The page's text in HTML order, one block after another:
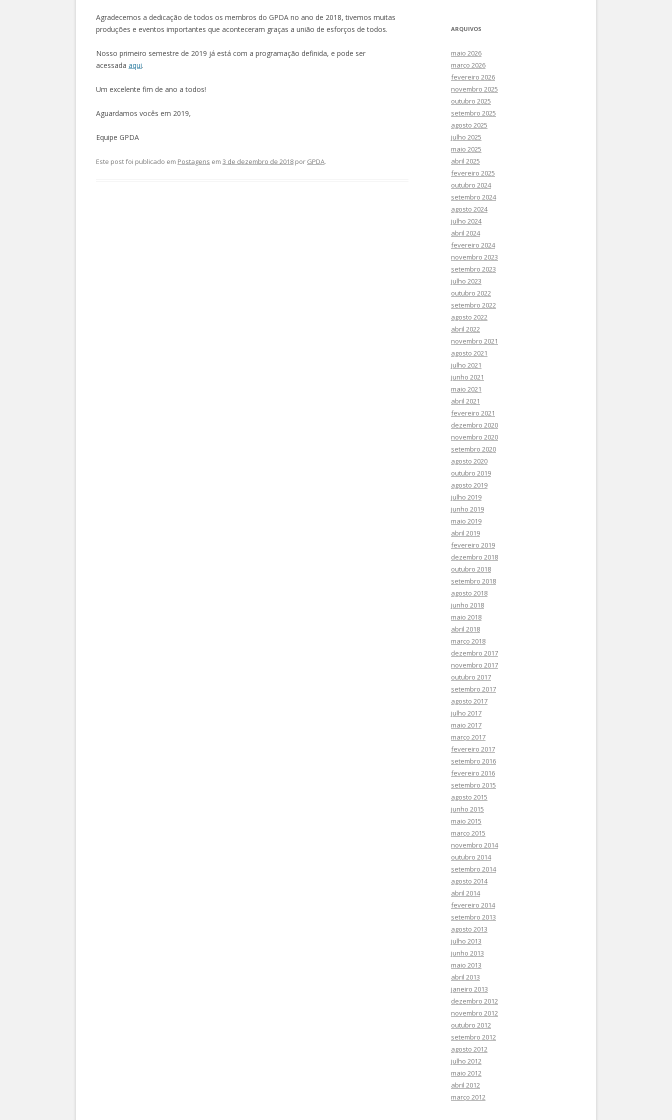
DIREITO E NAS POLÍTICAS
III CONGRESSO INTERNACIONAL –
III CONGRESSO INTERNACIONAL –
BRASIL (2021)
Agradecemos a dedicação de todos os membros do GPDA no ano de 2018, tivemos muitas
produções e eventos importantes que aconteceram graças a união de esforços de todos.
Nosso primeiro semestre de 2019 já está com a programação definida, e pode ser
acessada aqui.
Um excelente fim de ano a todos!
Aguardamos vocês em 2019,
Equipe GPDA
Este post foi publicado em Postagens em 3 de dezembro de 2018 por GPDA.
ARQUIVOS
maio 2026
março 2026
fevereiro 2026
novembro 2025
outubro 2025
setembro 2025
agosto 2025
julho 2025
maio 2025
abril 2025
fevereiro 2025
outubro 2024
setembro 2024
agosto 2024
julho 2024
abril 2024
fevereiro 2024
novembro 2023
setembro 2023
julho 2023
outubro 2022
setembro 2022
agosto 2022
abril 2022
novembro 2021
agosto 2021
julho 2021
junho 2021
maio 2021
abril 2021
fevereiro 2021
dezembro 2020
novembro 2020
setembro 2020
agosto 2020
outubro 2019
agosto 2019
julho 2019
junho 2019
maio 2019
abril 2019
fevereiro 2019
dezembro 2018
outubro 2018
setembro 2018
agosto 2018
junho 2018
maio 2018
abril 2018
março 2018
dezembro 2017
novembro 2017
outubro 2017
setembro 2017
agosto 2017
julho 2017
maio 2017
março 2017
fevereiro 2017
setembro 2016
fevereiro 2016
setembro 2015
agosto 2015
junho 2015
maio 2015
março 2015
novembro 2014
outubro 2014
setembro 2014
agosto 2014
abril 2014
fevereiro 2014
setembro 2013
agosto 2013
julho 2013
junho 2013
maio 2013
abril 2013
janeiro 2013
dezembro 2012
novembro 2012
outubro 2012
setembro 2012
agosto 2012
julho 2012
maio 2012
abril 2012
março 2012